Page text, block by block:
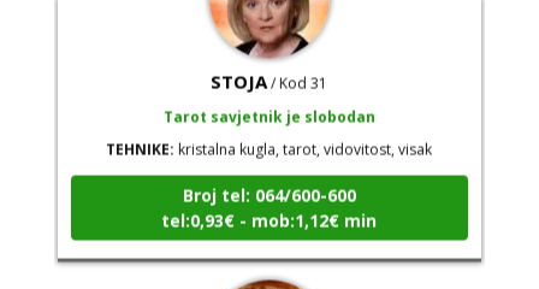
STOJA/ Kod 31
Tarot savjetnik je slobodan
TEHNIKE:kristalna kugla, tarot, vidovitost, visak
Broj tel: 064/600-600
tel:0,93€ - mob:1,12€ min